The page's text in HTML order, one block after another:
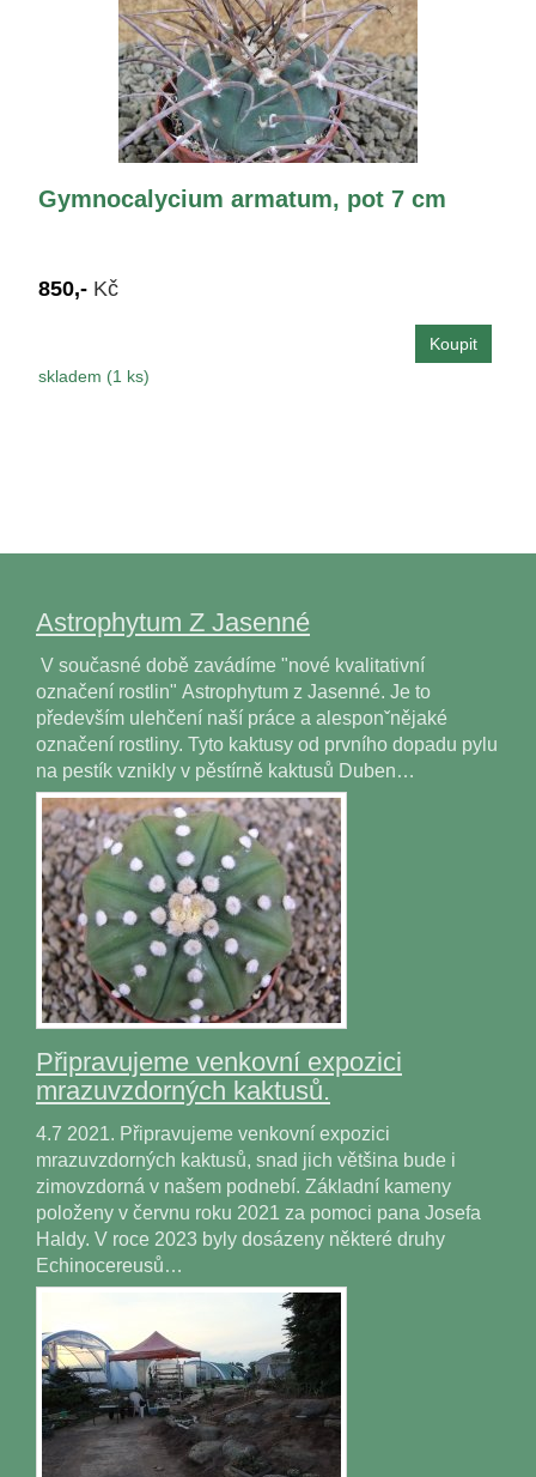
Gymnocalycium armatum, pot 7 cm
850,- Kč
skladem (1 ks)
Astrophytum Z Jasenné
V současné době zavádíme "nové kvalitativní
označení rostlin" Astrophytum z Jasenné. Je to
především ulehčení naší práce a alesponˇnějaké
označení rostliny. Tyto kaktusy od prvního dopadu pylu
na pestík vznikly v pěstírně kaktusů Duben…
Připravujeme venkovní expozici
mrazuvzdorných kaktusů.
4.7 2021. Připravujeme venkovní expozici
mrazuvzdorných kaktusů, snad jich většina bude i
zimovzdorná v našem podnebí. Základní kameny
položeny v červnu roku 2021 za pomoci pana Josefa
Haldy. V roce 2023 byly dosázeny některé druhy
Echinocereusů…